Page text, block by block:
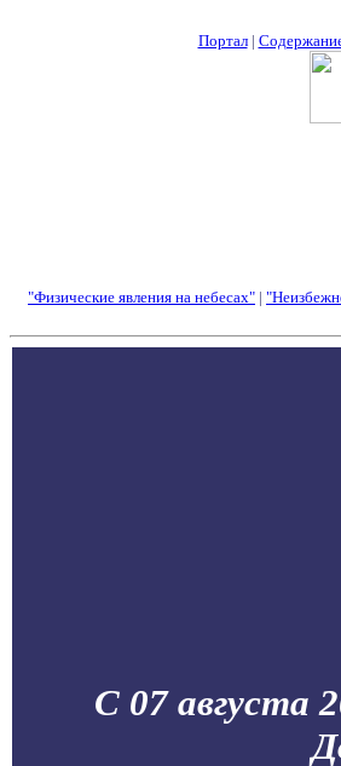
Портал|
"Физические явления на небесах" |
С 07 августа